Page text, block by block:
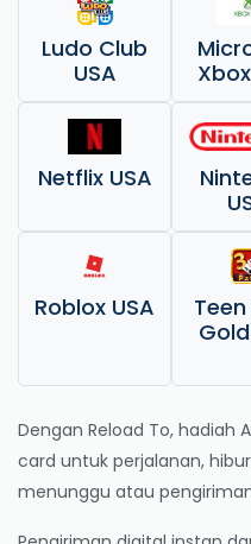
Ludo Club
USA
Netflix USA
Roblox USA
Dengan Reload To, hadiah
card untuk perjalanan,
menunggu atau